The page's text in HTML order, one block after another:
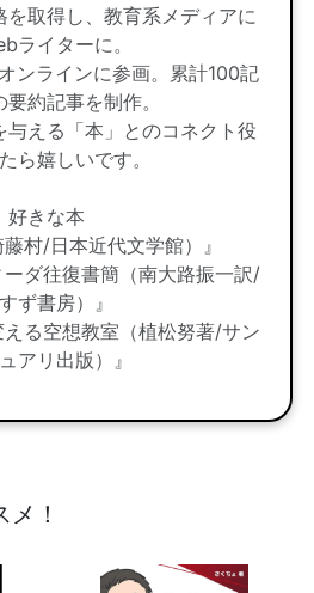
取得し、教育系メディアに
ライターに。
ンラインに参画。累計100記
約記事を制作。
与える「本」とのコネクト役
ら嬉しいです。
好きな本
藤村/日本近代文学館）』
ーダ往復書簡（南大路振一訳/
ず書房）』
える空想教室（植松努著/サン
アリ出版）』
！